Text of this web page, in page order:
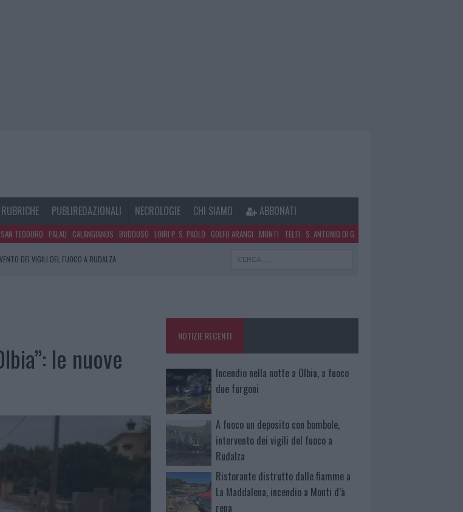
RUBRICHE PUBLIREDAZIONALI NECROLOGIE CHI SIAMO ABBONATI
SAN TEODORO PALAU CALANGIANUS BUDDUSÒ LOIRI P. S. PAOLO GOLFO ARANCI MONTI TELTI S. ANTONIO DI G.
DEI VIGILI DEL FUOCO A RUDALZA
le nuove
NOTIZIE RECENTI
Incendio nella notte a Olbia, a fuoco
due furgoni
A fuoco un deposito con bombole,
intervento dei vigili del fuoco a
Rudalza
Ristorante distrutto dalle fiamme a
La Maddalena, incendio a Monti d’à
rena